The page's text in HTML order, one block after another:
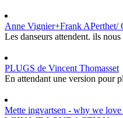
Anne Vignier+Frank APerthet/
Les danseurs attendent. ils
PLUGS de Vincent Thomasset
En attendant une version pour
Mette ingvartsen - why we love